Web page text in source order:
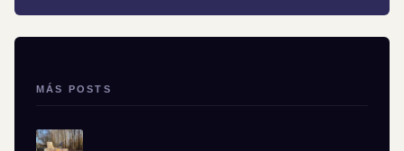
MÁS POSTS